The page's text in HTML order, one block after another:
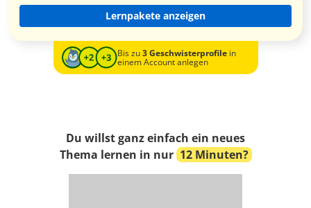
Lernpakete anzeigen
Bis zu3 Geschwisterprofilein
einem Account anlegen
Du willst ganz einfach ein neues
Thema lernen in nur 12 Minuten?